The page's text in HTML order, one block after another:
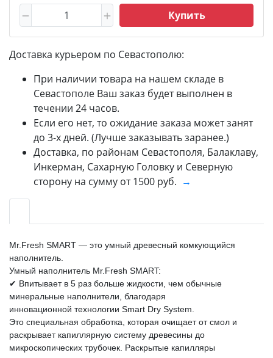
Купить
Доставка курьером по Севастополю:
При наличии товара на нашем складе в
Севастополе Ваш заказ будет выполнен в
течении 24 часов.
Если его нет, то ожидание заказа может занят
до 3-х дней. (Лучше заказывать заранее.)
Доставка, по районам Севастополя, Балаклаву,
Инкерман, Сахарную Головку и Северную
сторону на сумму от 1500 руб. →
Mr.Fresh SMART — это умный древесный комкующийся
наполнитель.
Умный наполнитель Mr.Fresh SMART:
✔ Впитывает в 5 раз больше жидкости, чем обычные
минеральные наполнители, благодаря
инновационной технологии Smart Dry System.
Это специальная обработка, которая очищает от смол и
раскрывает капиллярную систему древесины до
микроскопических трубочек. Раскрытые капилляры